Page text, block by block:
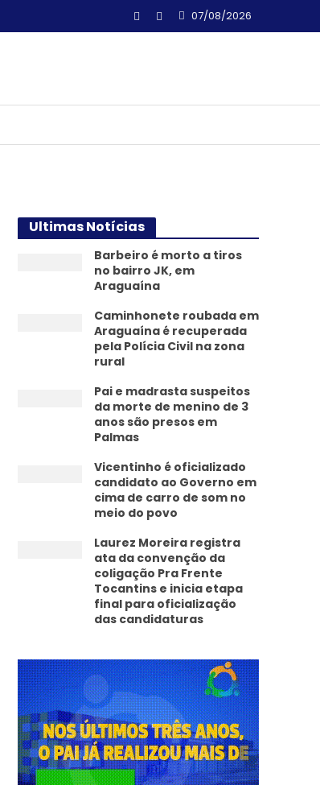
07/08/2026
Ultimas Notícias
Barbeiro é morto a tiros
no bairro JK, em
Araguaína
Caminhonete roubada em
Araguaína é recuperada
pela Polícia Civil na zona
rural
Pai e madrasta suspeitos
da morte de menino de 3
anos são presos em
Palmas
Vicentinho é oficializado
candidato ao Governo em
cima de carro de som no
meio do povo
Laurez Moreira registra
ata da convenção da
coligação Pra Frente
Tocantins e inicia etapa
final para oficialização
das candidaturas